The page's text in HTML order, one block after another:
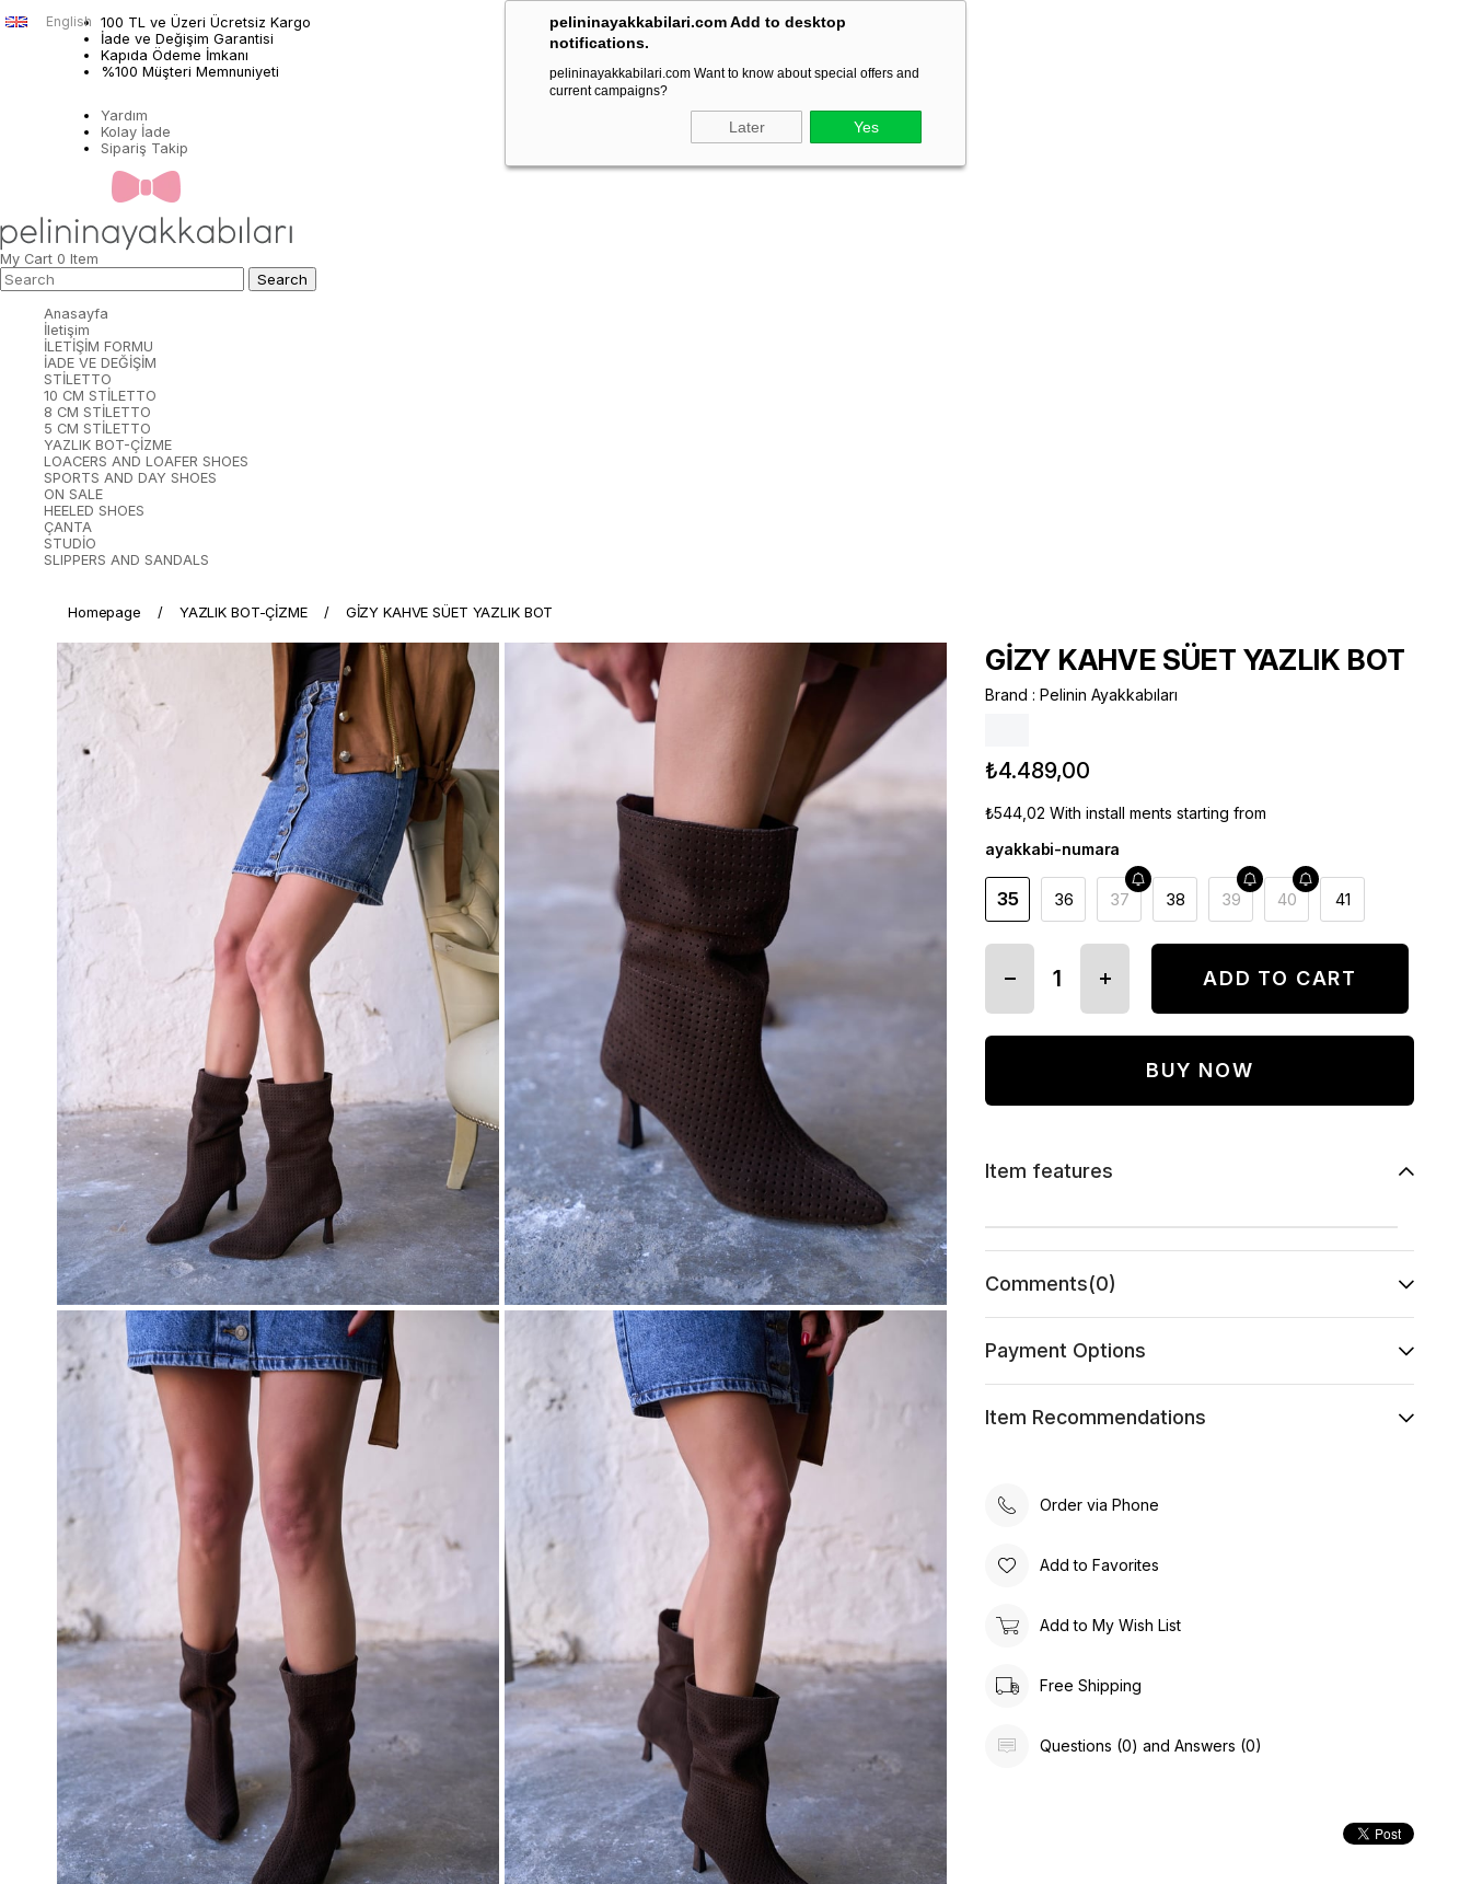
pelininayakkabilari.com Add to desktop
notifications.
pelininayakkabilari.com Want to know about special offers and
current campaigns?
Later Yes
100 TL ve Üzeri Ücretsiz Kargo
İade ve Değişim Garantisi
Kapıda Ödeme İmkanı
%100 Müşteri Memnuniyeti
Yardım
Kolay İade
Sipariş Takip
English
My Cart 0 Item
Anasayfa
İletişim
İLETİŞİM FORMU
İADE VE DEĞİŞİM
STİLETTO
10 CM STİLETTO
8 CM STİLETTO
5 CM STİLETTO
YAZLIK BOT-ÇİZME
LOACERS AND LOAFER SHOES
SPORTS AND DAY SHOES
ON SALE
HEELED SHOES
ÇANTA
STUDİO
SLIPPERS AND SANDALS
Homepage YAZLIK BOT-ÇİZME GİZY KAHVE SÜET YAZLIK BOT
GİZY KAHVE SÜET YAZLIK BOT
Brand : Pelinin Ayakkabıları
₺4.489,00
₺544,02 With install ments starting from
ayakkabi-numara
35 36 37 38 39 40 41
Item features
Comments(0)
Payment Options
Item Recommendations
Order via Phone
Add to Favorites
Add to My Wish List
Free Shipping
Questions (0) and Answers (0)